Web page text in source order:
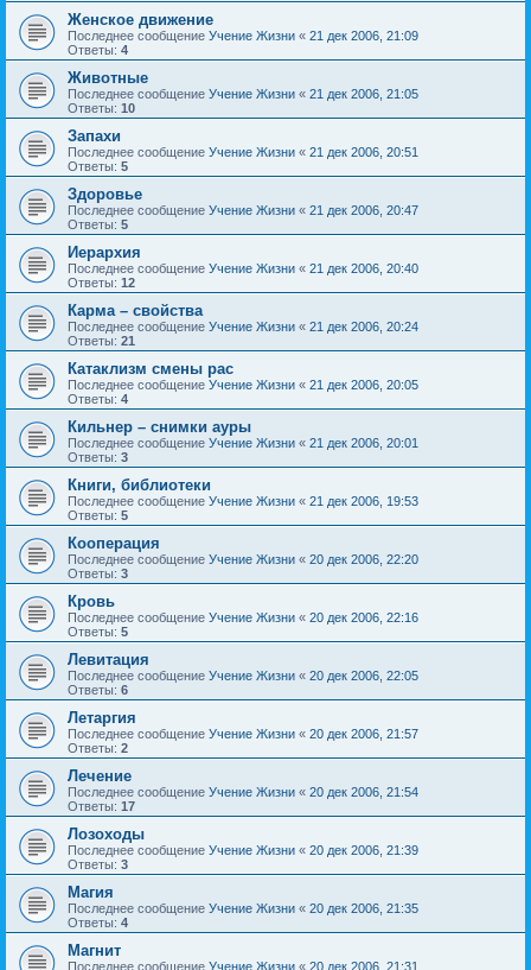
Женское движение
Последнее сообщение Учение Жизни « 21 дек 2006, 21:09
Ответы: 4
Животные
Последнее сообщение Учение Жизни « 21 дек 2006, 21:05
Ответы: 10
Запахи
Последнее сообщение Учение Жизни « 21 дек 2006, 20:51
Ответы: 5
Здоровье
Последнее сообщение Учение Жизни « 21 дек 2006, 20:47
Ответы: 5
Иерархия
Последнее сообщение Учение Жизни « 21 дек 2006, 20:40
Ответы: 12
Карма – свойства
Последнее сообщение Учение Жизни « 21 дек 2006, 20:24
Ответы: 21
Катаклизм смены рас
Последнее сообщение Учение Жизни « 21 дек 2006, 20:05
Ответы: 4
Кильнер – снимки ауры
Последнее сообщение Учение Жизни « 21 дек 2006, 20:01
Ответы: 3
Книги, библиотеки
Последнее сообщение Учение Жизни « 21 дек 2006, 19:53
Ответы: 5
Кооперация
Последнее сообщение Учение Жизни « 20 дек 2006, 22:20
Ответы: 3
Кровь
Последнее сообщение Учение Жизни « 20 дек 2006, 22:16
Ответы: 5
Левитация
Последнее сообщение Учение Жизни « 20 дек 2006, 22:05
Ответы: 6
Летаргия
Последнее сообщение Учение Жизни « 20 дек 2006, 21:57
Ответы: 2
Лечение
Последнее сообщение Учение Жизни « 20 дек 2006, 21:54
Ответы: 17
Лозоходы
Последнее сообщение Учение Жизни « 20 дек 2006, 21:39
Ответы: 3
Магия
Последнее сообщение Учение Жизни « 20 дек 2006, 21:35
Ответы: 4
Магнит
Последнее сообщение Учение Жизни « 20 дек 2006, 21:31